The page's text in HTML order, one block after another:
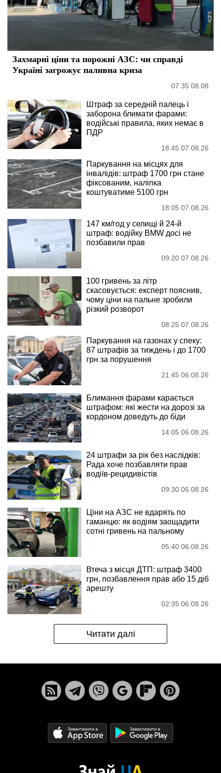
Захмарні ціни та порожні АЗС: чи справді
Україні загрожує паливна криза
07:35 08.08
Штраф за середній палець і
заборона блимати фарами:
водійські правила, яких немає в
ПДР
18:45 07.08.26
Паркування на місцях для
інвалідів: штраф 1700 грн стане
фіксованим, наліпка
коштуватиме 5100 грн
18:05 07.08.26
147 км/год у селищі й 24-й
штраф: водійку BMW досі не
позбавили прав
09:20 07.08.26
100 гривень за літр
скасовується: експерт пояснив,
чому ціни на пальне зробили
різкий розворот
08:25 07.08.26
Паркування на газонах у спеку:
87 штрафів за тиждень і до 1700
грн за порушення
21:45 06.08.26
Блимання фарами карається
штрафом: які жести на дорозі за
кордоном доведуть до біди
14:05 06.08.26
24 штрафи за рік без наслідків:
Рада хоче позбавляти прав
водіїв-рецидивістів
09:30 06.08.26
Ціни на АЗС не вдарять по
гаманцю: як водіям заощадити
сотні гривень на пальному
05:40 06.08.26
Втеча з місця ДТП: штраф 3400
грн, позбавлення прав або 15 діб
арешту
02:35 06.08.26
Читати далі